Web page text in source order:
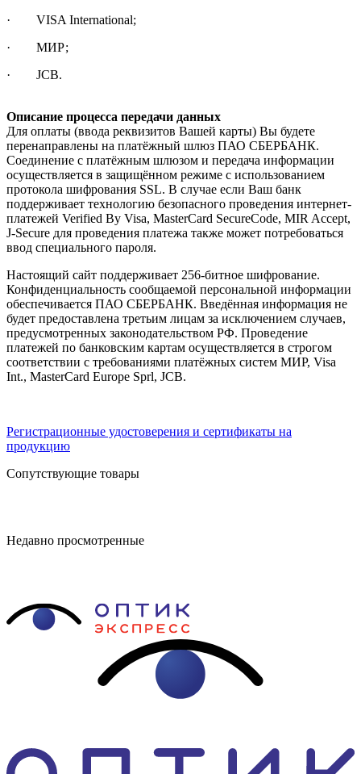
· VISA International;
· МИР;
· JCB.
Описание процесса передачи данных
Для оплаты (ввода реквизитов Вашей карты) Вы будете
перенаправлены на платёжный шлюз ПАО СБЕРБАНК.
Соединение с платёжным шлюзом и передача информации
осуществляется в защищённом режиме с использованием
протокола шифрования SSL. В случае если Ваш банк
поддерживает технологию безопасного проведения интернет-
платежей Verified By Visa, MasterCard SecureCode, MIR Accept,
J-Secure для проведения платежа также может потребоваться
ввод специального пароля.
Настоящий сайт поддерживает 256-битное шифрование.
Конфиденциальность сообщаемой персональной информации
обеспечивается ПАО СБЕРБАНК. Введённая информация не
будет предоставлена третьим лицам за исключением случаев,
предусмотренных законодательством РФ. Проведение
платежей по банковским картам осуществляется в строгом
соответствии с требованиями платёжных систем МИР, Visa
Int., MasterCard Europe Sprl, JCB.
Регистрационные удостоверения и сертификаты на
продукцию
Сопутствующие товары
Недавно просмотренные